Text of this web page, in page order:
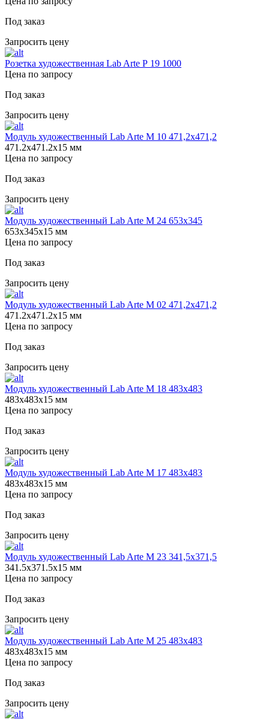
Под заказ
Запросить цену
Розетка художественная Lab Arte Р 19 1000
Цена по запросу
Под заказ
Запросить цену
Модуль художественный Lab Arte М 10 471,2х471,2
471.2х471.2х15 мм
Цена по запросу
Под заказ
Запросить цену
Модуль художественный Lab Arte М 24 653х345
653х345х15 мм
Цена по запросу
Под заказ
Запросить цену
Модуль художественный Lab Arte М 02 471,2х471,2
471.2х471.2х15 мм
Цена по запросу
Под заказ
Запросить цену
Модуль художественный Lab Arte М 18 483х483
483х483х15 мм
Цена по запросу
Под заказ
Запросить цену
Модуль художественный Lab Arte М 17 483х483
483х483х15 мм
Цена по запросу
Под заказ
Запросить цену
Модуль художественный Lab Arte М 23 341,5х371,5
341.5х371.5х15 мм
Цена по запросу
Под заказ
Запросить цену
Модуль художественный Lab Arte М 25 483х483
483х483х15 мм
Цена по запросу
Под заказ
Запросить цену